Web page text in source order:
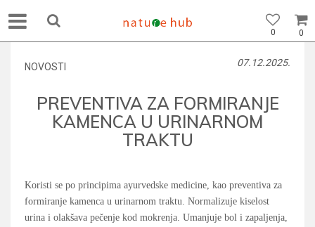
0
0
NOVOSTI 07.12.2025.
PREVENTIVA ZA FORMIRANJE
KAMENCA U URINARNOM
TRAKTU
Koristi se po principima ayurvedske medicine, kao preventiva za
formiranje kamenca u urinarnom traktu. Normalizuje kiselost
urina i olakšava pečenje kod mokrenja. Umanjuje bol i zapaljenja,